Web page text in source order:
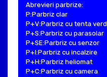
Abrevieri parbrize:
P:Parbriz clar
P+V:Parbriz cu tenta
P+S:Parbriz cu parasolar
P+SE:Parbriz cu senzor
P+I:Parbriz cu incalzire
P+H:Parbriz heliomat
P+C:Parbriz cu camera